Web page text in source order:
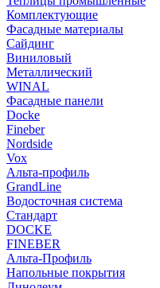
Комплектующие
Фасадные материалы
Сайдинг
Виниловый
Металлический
WINAL
Фасадные панели
Docke
Fineber
Nordside
Vox
Альта-профиль
GrandLine
Водосточная система
Стандарт
DOCKE
FINEBER
Альта-Профиль
Напольные покрытия